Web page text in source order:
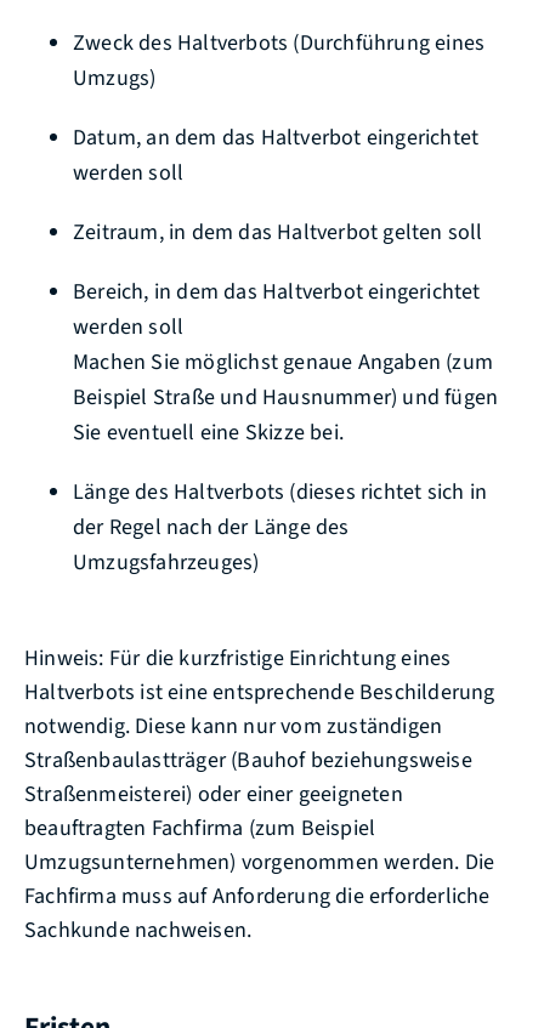
Zweck des Haltverbots (Durchführung eines
Umzugs)
Datum, an dem das Haltverbot eingerichtet
werden soll
Zeitraum, in dem das Haltverbot gelten soll
Bereich, in dem das Haltverbot eingerichtet
werden soll
Machen Sie möglichst genaue Angaben (zum
Beispiel Straße und Hausnummer) und fügen
Sie eventuell eine Skizze bei.
Länge des Haltverbots (dieses richtet sich in
der Regel nach der Länge des
Umzugsfahrzeuges)
Hinweis: Für die kurzfristige Einrichtung eines
Haltverbots ist eine entsprechende Beschilderung
notwendig. Diese kann nur vom zuständigen
Straßenbaulastträger (Bauhof beziehungsweise
Straßenmeisterei) oder einer geeigneten
beauftragten Fachfirma (zum Beispiel
Umzugsunternehmen) vorgenommen werden. Die
Fachfirma muss auf Anforderung die erforderliche
Sachkunde nachweisen.